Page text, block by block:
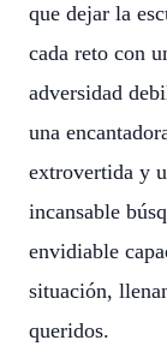
que dejar la
cada reto con
adversidad
una
extrovertida y
incansable
envidiable
situación,
queridos.